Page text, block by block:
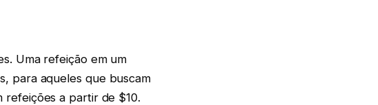
Uma refeição em um
para aqueles que buscam
refeições a partir de $10.